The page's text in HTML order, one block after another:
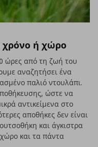
χρόνο ή χώρο
ώρες από τη ζωή του
αναζητήσει ένα
παλιό ντουλάπι.
ώστε να
αντικείμενα στο
αποθήκες δεν είναι
και άγκιστρα
και τα πάντα